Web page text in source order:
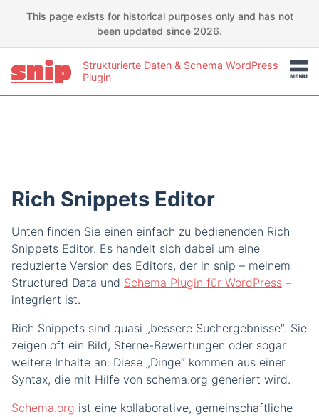
This page exists for historical purposes only and has not
been updated since 2026.
Strukturierte Daten & Schema WordPress
Plugin
Rich Snippets Editor
Unten finden Sie einen einfach zu bedienenden Rich
Snippets Editor. Es handelt sich dabei um eine
reduzierte Version des Editors, der in snip – meinem
Structured Data und Schema Plugin für WordPress –
integriert ist.
Rich Snippets sind quasi „bessere Suchergebnisse“. Sie
zeigen oft ein Bild, Sterne-Bewertungen oder sogar
weitere Inhalte an. Diese „Dinge“ kommen aus einer
Syntax, die mit Hilfe von schema.org generiert wird.
Schema.org ist eine kollaborative, gemeinschaftliche